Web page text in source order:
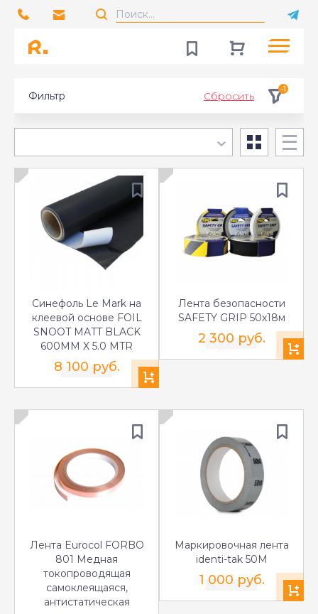
Фильтр Сбросить
-1
Синефоль Le Mark на
клеевой основе FOIL
SNOOT MATT BLACK
600MM X 5.0 MTR
8 100 руб.
Лента безопаcности
SAFETY GRIP 50x18м
2 300 руб.
Лента Eurocol FORBO
801 Медная
токопроводящая
самоклеящаяся,
антистатическая
Маркировочная лента
identi-tak 50M
1 000 руб.